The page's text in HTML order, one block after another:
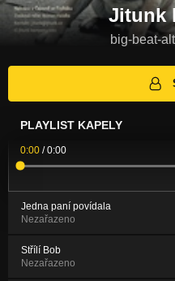
Jitunk
big-beat-
PLAYLIST KAPELY
0:00 /0:00
Jedna paní povídala
Nezařazeno
Střílí Bob
Nezařazeno